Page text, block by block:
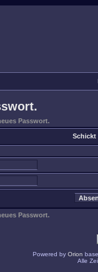
Passwort.
Schickt
Passwort.
Powered by Orion
Alle